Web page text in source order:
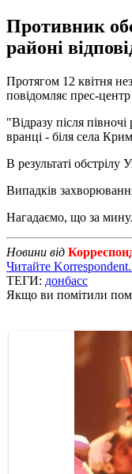
Противник
районі
Протягом 12 квітня
повідомляє прес-
"Відразу після
вранці - біля села
В результаті
Випадків
Нагадаємо, що за
Новини від
Читайте
ТЕГИ: донбасс
Якщо ви помітили